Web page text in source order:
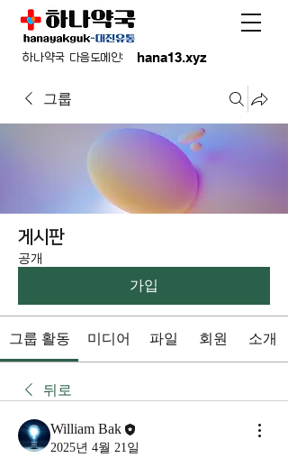
hana13.xyz
하나약국 다음도메인:
그룹
게시판
공개
가입
그룹 활동 미디어 파일 회원 소개
뒤로
William Bak
2025년 4월 21일